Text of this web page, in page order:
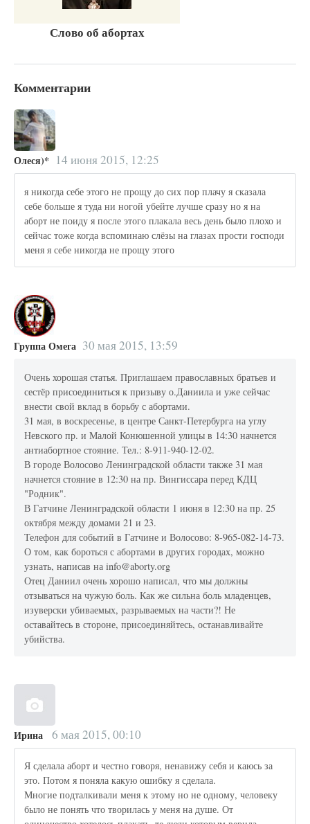
Слово об абортах
Комментарии
Олеся)* 14 июня 2015, 12:25
я никогда себе этого не прощу до сих пор плачу я сказала
себе больше я туда ни ногой убейте лучше сразу но я на
аборт не поиду я после этого плакала весь день было плохо и
сейчас тоже когда вспоминаю слёзы на глазах прости господи
меня я себе никогда не прощу этого
Группа Омега 30 мая 2015, 13:59
Очень хорошая статья. Приглашаем православных братьев и
сестёр присоединиться к призыву о.Даниила и уже сейчас
внести свой вклад в борьбу с абортами.
31 мая, в воскресенье, в центре Санкт-Петербурга на углу
Невского пр. и Малой Конюшенной улицы в 14:30 начнется
антиабортное стояние. Тел.: 8-911-940-12-02.
В городе Волосово Ленинградской области также 31 мая
начнется стояние в 12:30 на пр. Вингиссара перед КДЦ
"Родник".
В Гатчине Ленинградской области 1 июня в 12:30 на пр. 25
октября между домами 21 и 23.
Телефон для событий в Гатчине и Волосово: 8-965-082-14-73.
О том, как бороться с абортами в других городах, можно
узнать, написав на info@aborty.org
Отец Даниил очень хорошо написал, что мы должны
отзываться на чужую боль. Как же сильна боль младенцев,
изуверски убиваемых, разрываемых на части?! Не
оставайтесь в стороне, присоединяйтесь, останавливайте
убийства.
Ирина 6 мая 2015, 00:10
Я сделала аборт и честно говоря, ненавижу себя и каюсь за
это. Потом я поняла какую ошибку я сделала.
Многие подталкивали меня к этому но не одному, человеку
было не понять что творилась у меня на душе. От